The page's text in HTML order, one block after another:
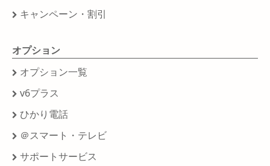
キャンペーン・割引
オプション
オプション一覧
v6プラス
ひかり電話
＠スマート・テレビ
サポートサービス